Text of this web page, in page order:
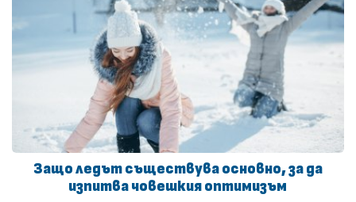
Защо ледът съществува основно, за да
изпитва човешкия оптимизъм